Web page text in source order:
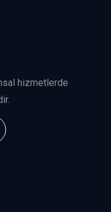
hizmetlerde